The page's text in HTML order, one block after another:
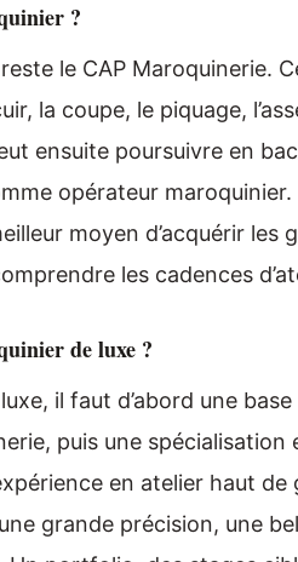
?
le CAP Maroquinerie.
la coupe, le piquage,
ensuite poursuivre en
opérateur
moyen d’acquérir les
les cadences
de luxe ?
il faut d’abord une
puis une spécialisation
en atelier haut de
grande précision, une